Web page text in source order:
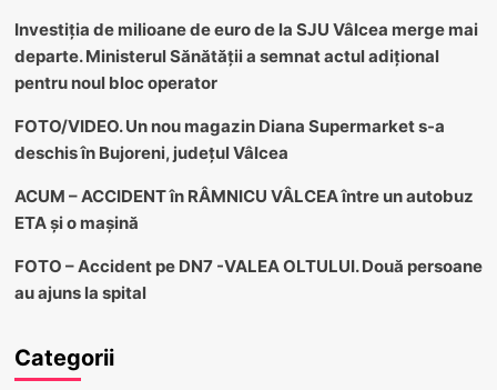
Investiția de milioane de euro de la SJU Vâlcea merge mai
departe. Ministerul Sănătății a semnat actul adițional
pentru noul bloc operator
FOTO/VIDEO. Un nou magazin Diana Supermarket s-a
deschis în Bujoreni, județul Vâlcea
ACUM – ACCIDENT în RÂMNICU VÂLCEA între un autobuz
ETA și o mașină
FOTO – Accident pe DN7 -VALEA OLTULUI. Două persoane
au ajuns la spital
Categorii